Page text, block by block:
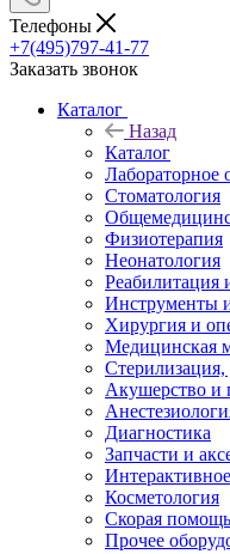
Телефоны
+7(495)797-41-77
Заказать звонок
Каталог
Назад
Каталог
Лабораторное
Стоматология
Физиотерапия
Неонатология
Реабилитация
Инструменты
Хирургия и
Медицинская
Акушерство и
Диагностика
Запчасти и
Косметология
Скорая
Прочее